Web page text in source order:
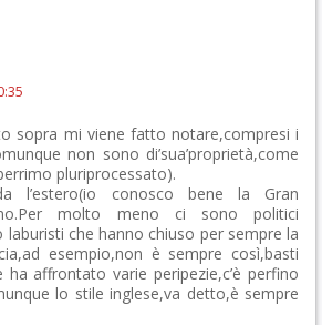
sopra mi viene fatto notare,compresi i
non sono di’sua’proprietà,come
pluriprocessato).
l’estero(io conosco bene la Gran
molto meno ci sono politici
laburisti che hanno chiuso per sempre la
esempio,non è sempre così,basti
ha affrontato varie peripezie,c’è perfino
lo stile inglese,va detto,è sempre